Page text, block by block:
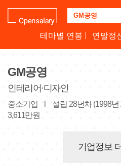
기
업
명
세
요
테마별 연봉 연말정
GM공영
인테리어·디자인
중소기업 설립 28년차 (1998년
3,611만원
기업정보